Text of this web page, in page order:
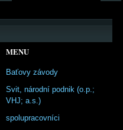
MENU
Baťovy závody
Svit, národní podnik (o.p.;
VHJ; a.s.)
spolupracovníci